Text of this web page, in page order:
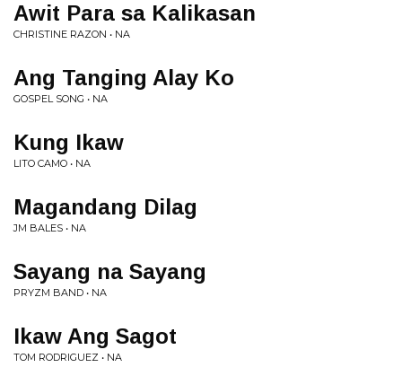
Awit Para sa Kalikasan
CHRISTINE RAZON • NA
Ang Tanging Alay Ko
GOSPEL SONG • NA
Kung Ikaw
LITO CAMO • NA
Magandang Dilag
JM BALES • NA
Sayang na Sayang
PRYZM BAND • NA
Ikaw Ang Sagot
TOM RODRIGUEZ • NA